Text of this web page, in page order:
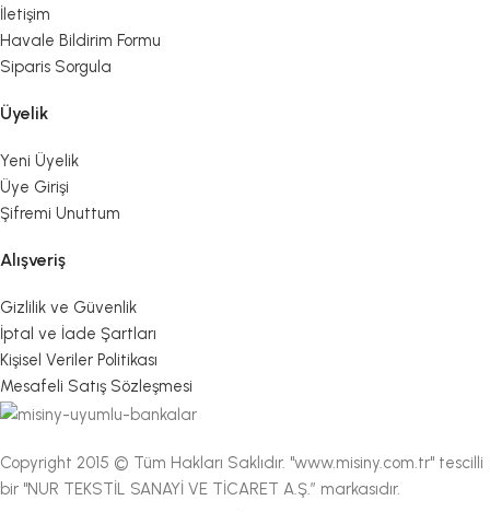
İletişim
Havale Bildirim Formu
Siparis Sorgula
Üyelik
Yeni Üyelik
Üye Girişi
Şifremi Unuttum
Alışveriş
Gizlilik ve Güvenlik
İptal ve İade Şartları
Kişisel Veriler Politikası
Mesafeli Satış Sözleşmesi
Copyright 2015 © Tüm Hakları Saklıdır. "www.misiny.com.tr" tescilli
bir "NUR TEKSTİL SANAYİ VE TİCARET A.Ş.” markasıdır.